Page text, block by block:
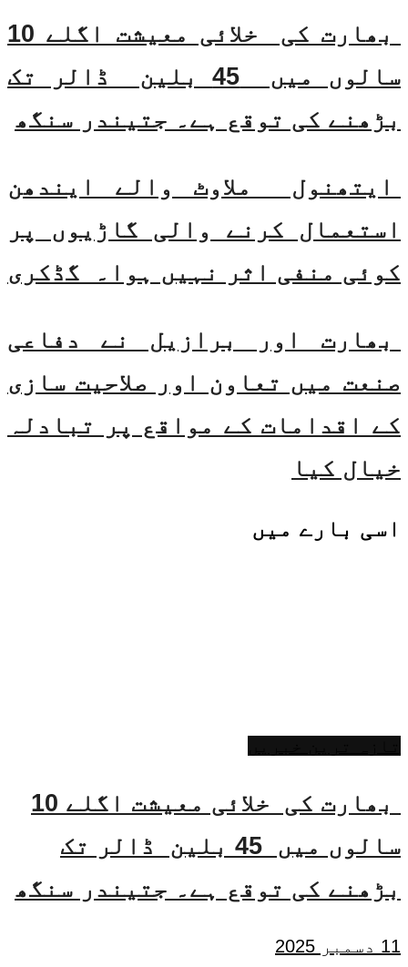
بھارت کی خلائی معیشت اگلے 10
سالوں میں 45 بلین ڈالر تک
بڑھنے کی توقع ہے۔ جتیندر سنگھ
ایتھنول ملاوٹ والے ایندھن
استعمال کرنے والی گاڑیوں پر
کوئی منفی اثر نہیں ہوا۔ گڈکری
بھارت اور برازیل نے دفاعی
صنعت میں تعاون اور صلاحیت سازی
کے اقدامات کے مواقع پر تبادلہ
خیال کیا
اسی بارے میں
بھارت کی خلائی معیشت اگلے 10
سالوں میں 45 بلین ڈالر تک
بڑھنے کی توقع ہے۔ جتیندر سنگھ
11 دسمبر 2025